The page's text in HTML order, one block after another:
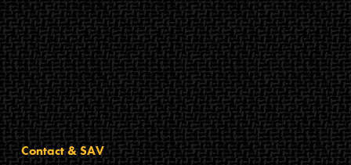
Contact & SAV